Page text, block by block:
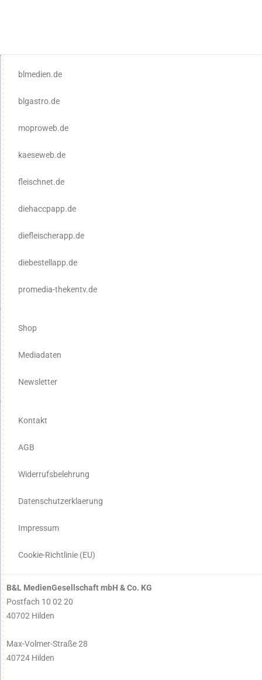
blmedien.de
blgastro.de
moproweb.de
kaeseweb.de
fleischnet.de
diehaccpapp.de
diefleischerapp.de
diebestellapp.de
promedia-thekentv.de
Shop
Mediadaten
Newsletter
Kontakt
AGB
Widerrufsbelehrung
Datenschutzerklaerung
Impressum
Cookie-Richtlinie (EU)
B&L MedienGesellschaft mbH & Co. KG
Postfach 10 02 20
40702 Hilden
Max-Volmer-Straße 28
40724 Hilden